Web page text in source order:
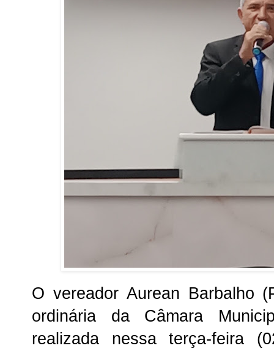
O vereador Aurean Barbalho
ordinária da Câmara
realizada nessa terça-feira